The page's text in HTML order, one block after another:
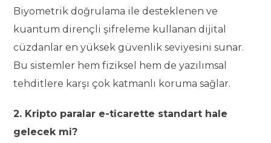
Biyometrik doğrulama ile desteklenen ve
kuantum dirençli şifreleme kullanan dijital
cüzdanlar en yüksek güvenlik seviyesini sunar.
Bu sistemler hem fiziksel hem de yazılımsal
tehditlere karşı çok katmanlı koruma sağlar.
2. Kripto paralar e-ticarette standart hale
gelecek mi?